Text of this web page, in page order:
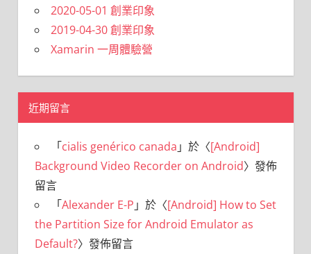
2020-05-01 創業印象
2019-04-30 創業印象
Xamarin 一周體驗營
近期留言
「cialis genérico canada 」於〈[Android]
Background Video Recorder on Android〉發佈
留言
「Alexander E-P 」於〈[Android] How to Set
the Partition Size for Android Emulator as
Default?〉發佈留言